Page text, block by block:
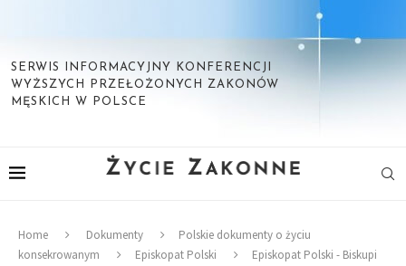
SERWIS INFORMACYJNY KONFERENCJI
WYŻSZYCH PRZEŁOŻONYCH ZAKONÓW
MĘSKICH W POLSCE
Home Dokumenty
Polskie dokumenty o życiu
konsekrowanym
Episkopat Polski
Episkopat Polski - Biskupi